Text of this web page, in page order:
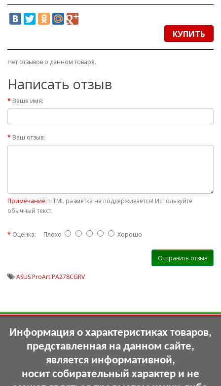
КУПИТЬ
Нет отзывов о данном товаре.
Написать отзыв
Ваше имя:
Ваш отзыв:
Примечание: HTML разметка не поддерживается! Используйте
обычный текст.
Оценка: Плохо Хорошо
Отправить отзыв
ASUS ProArt PA278CGRV
Информация о характеристиках товаров,
представленная на данном сайте,
является информативной,
носит собирательный характер и не